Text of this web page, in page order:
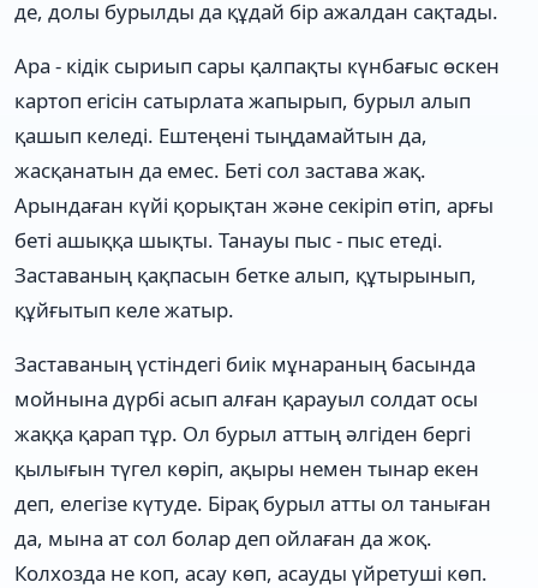
де, долы бурылды да құдай бір ажалдан сақтады.
Ара - кідік сыриып сары қалпақты күнбағыс өскен
картоп егісін сатырлата жапырып, бурыл алып
қашып келеді. Ештеңені тыңдамайтын да,
жасқанатын да емес. Беті сол застава жақ.
Арындаған күйі қорықтан және секіріп өтіп, арғы
беті ашыққа шықты. Танауы пыс - пыс етеді.
Заставаның қақпасын бетке алып, құтырынып,
құйғытып келе жатыр.
Заставаның үстіндегі биік мұнараның басында
мойнына дүрбі асып алған қарауыл солдат осы
жаққа қарап тұр. Ол бурыл аттың әлгіден бергі
қылығын түгел көріп, ақыры немен тынар екен
деп, елегізе күтуде. Бірақ бурыл атты ол таныған
да, мына ат сол болар деп ойлаған да жоқ.
Колхозда не коп, асау көп, асауды үйретуші көп.